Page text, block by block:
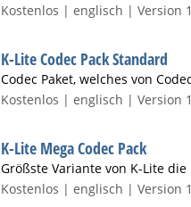
Kostenlos | englisch | Version
K-Lite Codec Pack Standard
Codec Paket, welches von
Kostenlos | englisch | Version
K-Lite Mega Codec Pack
Größste Variante von K-Lite
Kostenlos | englisch | Version